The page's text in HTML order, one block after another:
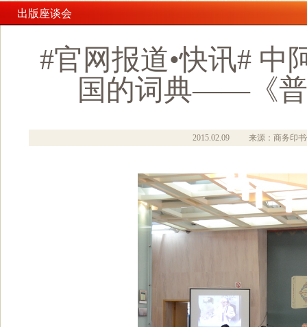
出版座谈会
#官网报道•快讯# 中
国的词典——《普
2015.02.09 来源：商务印